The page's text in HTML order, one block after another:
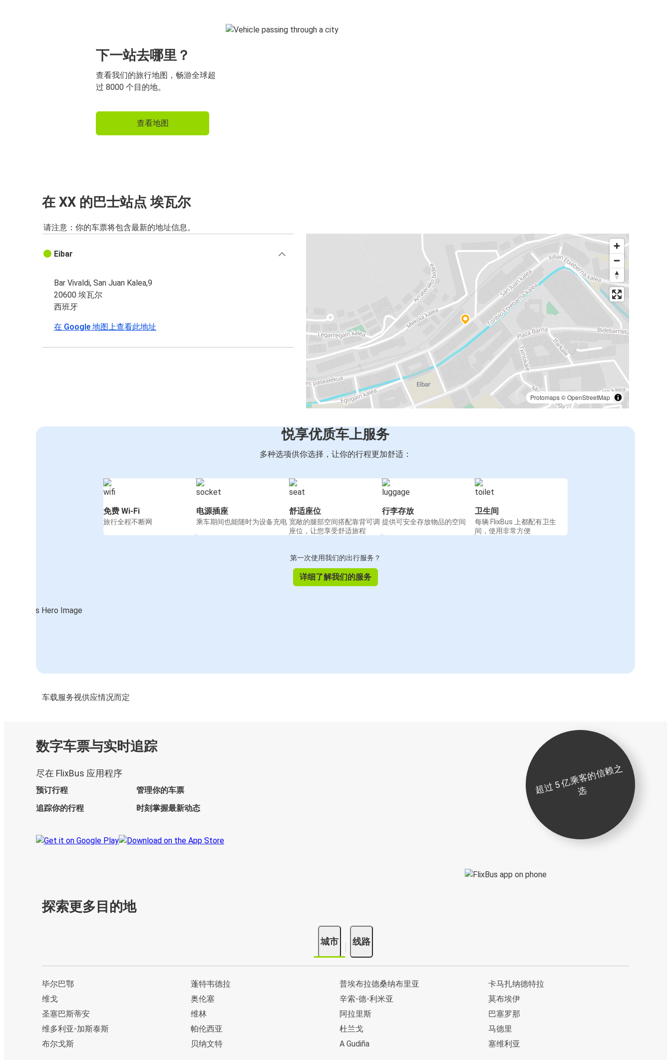
下一站去哪里？
查看我们的旅行地图，畅游全球超
过 8000 个目的地。
查看地图
在 XX 的巴士站点 埃瓦尔
请注意：你的车票将包含最新的地址信息。
Protomaps©OpenStreetMap
Eibar
Bar Vivaldi, San Juan Kalea,9
20600 埃瓦尔
西班牙
在 Google 地图上查看此地址
悦享优质车上服务
多种选项供你选择，让你的行程更加舒适：
免费 Wi-Fi
旅行全程不断网
电源插座
乘车期间也能随时为设备充电
舒适座位
宽敞的腿部空间搭配靠背可调
座位，让您享受舒适旅程
行李存放
提供可安全存放物品的空间
卫生间
每辆 FlixBus 上都配有卫生
间，使用非常方便
第一次使用我们的出行服务？
详细了解我们的服务
车载服务视供应情况而定
数字车票与实时追踪
尽在 FlixBus 应用程序
预订行程
管理你的车票
追踪你的行程
时刻掌握最新动态
超
过
5
亿
乘
客
的
信
赖
之
选
探索更多目的地
城市 线路
毕尔巴鄂
维戈
圣塞巴斯蒂安
维多利亚-加斯泰斯
布尔戈斯
蓬特韦德拉
奥伦塞
维林
帕伦西亚
贝纳文特
普埃布拉德桑纳布里亚
辛索-德-利米亚
阿拉里斯
杜兰戈
A Gudiña
卡马扎纳德特拉
莫布埃伊
巴塞罗那
马德里
塞维利亚